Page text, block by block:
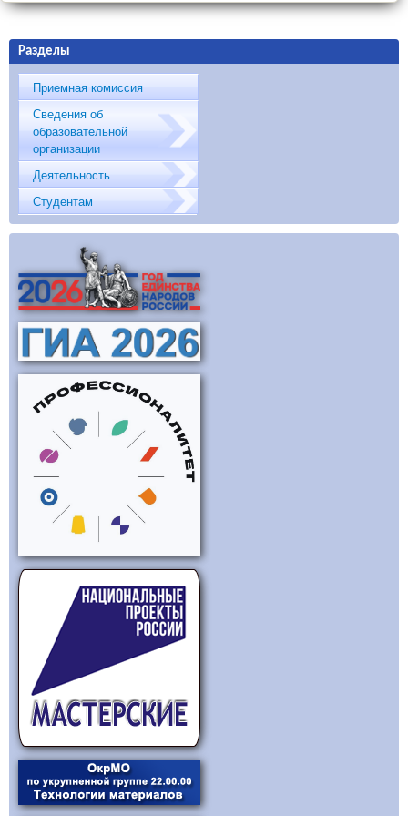
Разделы
Приемная комиссия
Сведения об
образовательной
организации
Деятельность
Студентам